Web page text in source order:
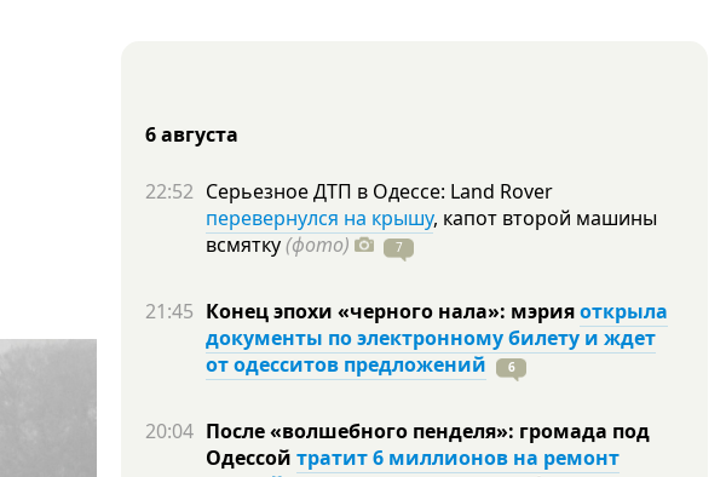
6 августа
22:52 Серьезное ДТП в Одессе: Land Rover
перевернулся на крышу, капот второй машины
всмятку(фото) 7
21:45 Конец эпохи «черного нала»: мэрияоткрыла
документы по электронному билету и ждет
от одесситов предложений
6
20:04 После «волшебного пенделя»: громада под
Одессой тратит 6 миллионов на ремонт